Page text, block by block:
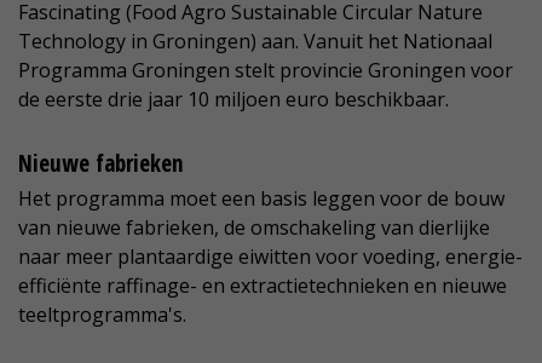
Fascinating (Food Agro Sustainable Circular Nature
Technology in Groningen) aan. Vanuit het Nationaal
Programma Groningen stelt provincie Groningen voor
de eerste drie jaar 10 miljoen euro beschikbaar.
Nieuwe fabrieken
Het programma moet een basis leggen voor de bouw
van nieuwe fabrieken, de omschakeling van dierlijke
naar meer plantaardige eiwitten voor voeding, energie-
efficiënte raffinage- en extractietechnieken en nieuwe
teeltprogramma's.